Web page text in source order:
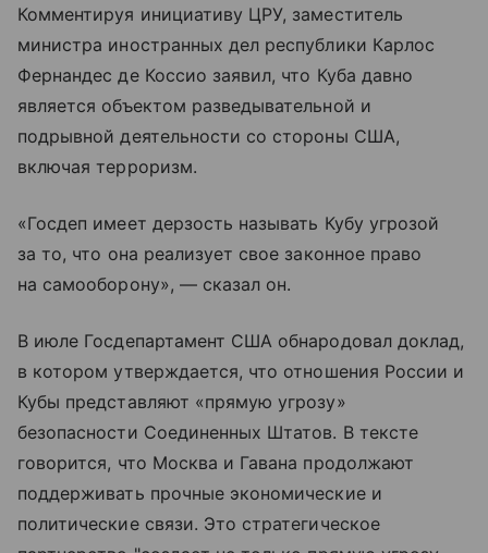
Комментируя инициативу ЦРУ, заместитель
министра иностранных дел республики Карлос
Фернандес де Коссио заявил, что Куба давно
является объектом разведывательной и
подрывной деятельности со стороны США,
включая терроризм.
«Госдеп имеет дерзость называть Кубу угрозой
за то, что она реализует свое законное право
на самооборону», — сказал он.
В июле Госдепартамент США обнародовал доклад,
в котором утверждается, что отношения России и
Кубы представляют «прямую угрозу»
безопасности Соединенных Штатов. В тексте
говорится, что Москва и Гавана продолжают
поддерживать прочные экономические и
политические связи. Это стратегическое